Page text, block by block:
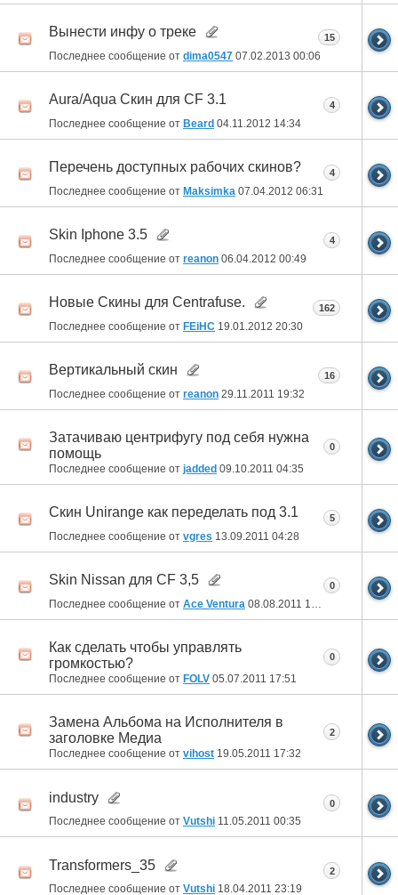
Вынести инфу о треке
Последнее сообщение от dima0547 07.02.2013 00:06
15
Aura/Aqua Скин для CF 3.1
Последнее сообщение от Beard 04.11.2012 14:34
4
Перечень доступных рабочих скинов?
Последнее сообщение от Maksimka 07.04.2012 06:31
4
Skin Iphone 3.5
Последнее сообщение от reanon 06.04.2012 00:49
4
Новые Скины для Centrafuse.
Последнее сообщение от FEiHC 19.01.2012 20:30
162
Вертикальный скин
Последнее сообщение от reanon 29.11.2011 19:32
16
Затачиваю центрифугу под себя нужна
помощь
Последнее сообщение от jadded 09.10.2011 04:35
0
Скин Unirange как переделать под 3.1
Последнее сообщение от vgres 13.09.2011 04:28
5
Skin Nissan для CF 3,5
Последнее сообщение от Ace Ventura 08.08.2011 15:49
0
Как сделать чтобы управлять
громкостью?
Последнее сообщение от FOLV 05.07.2011 17:51
0
Замена Альбома на Исполнителя в
заголовке Медиа
Последнее сообщение от vihost 19.05.2011 17:32
2
industry
Последнее сообщение от Vutshi 11.05.2011 00:35
0
Transformers_35
Последнее сообщение от Vutshi 18.04.2011 23:19
2